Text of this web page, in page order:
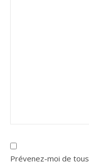
Prévenez-moi de